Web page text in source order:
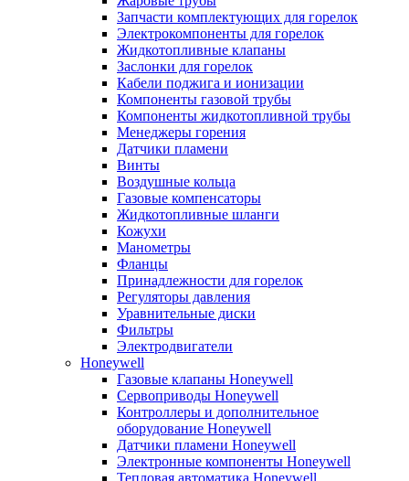
Запчасти комплектующих для горелок
Электрокомпоненты для горелок
Жидкотопливные клапаны
Заслонки для горелок
Кабели поджига и ионизации
Компоненты газовой трубы
Компоненты жидкотопливной трубы
Менеджеры горения
Датчики пламени
Винты
Воздушные кольца
Газовые компенсаторы
Жидкотопливные шланги
Кожухи
Манометры
Фланцы
Принадлежности для горелок
Регуляторы давления
Уравнительные диски
Фильтры
Электродвигатели
Honeywell
Газовые клапаны Honeywell
Сервоприводы Honeywell
Контроллеры и дополнительное
оборудование Honeywell
Датчики пламени Honeywell
Электронные компоненты Honeywell
Тепловая автоматика Honeywell